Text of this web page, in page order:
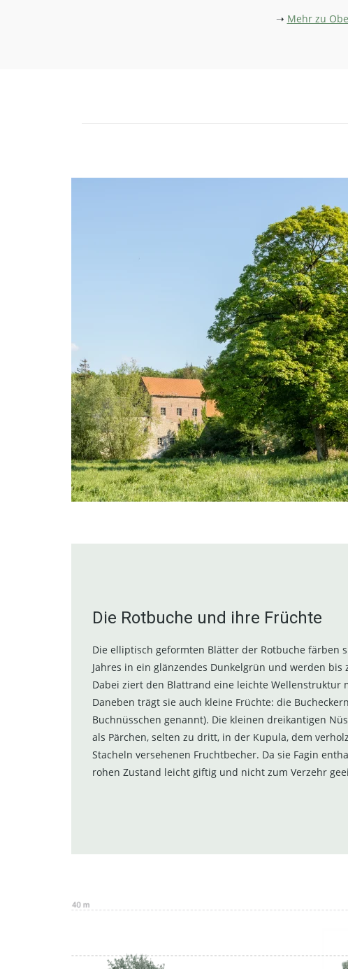
➝ Mehr zu
Die Rotbuche und ihre Früchte
Die elliptisch geformten Blätter der Rotbuche färben
Jahres in ein glänzendes Dunkelgrün und werden bis
Dabei ziert den Blattrand eine leichte Wellenstruktur
Daneben trägt sie auch kleine Früchte: die
Buchnüsschen genannt). Die kleinen dreikantigen
als Pärchen, selten zu dritt, in der Kupula, dem
Stacheln versehenen Fruchtbecher. Da sie Fagin
rohen Zustand leicht giftig und nicht zum Verzehr